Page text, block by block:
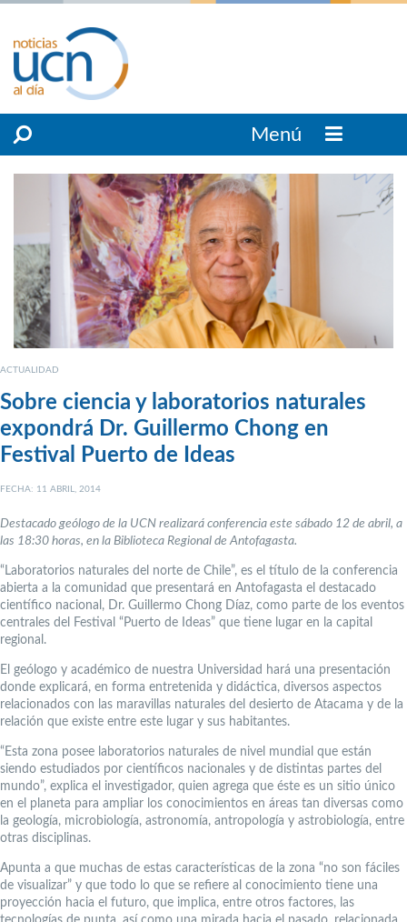
Menú
ACTUALIDAD
Sobre ciencia y laboratorios naturales
expondrá Dr. Guillermo Chong en
Festival Puerto de Ideas
FECHA: 11 ABRIL, 2014
Destacado geólogo de la UCN realizará conferencia este sábado 12 de abril, a
las 18:30 horas, en la Biblioteca Regional de Antofagasta.
“Laboratorios naturales del norte de Chile”, es el título de la conferencia
abierta a la comunidad que presentará en Antofagasta el destacado
científico nacional, Dr. Guillermo Chong Díaz, como parte de los eventos
centrales del Festival “Puerto de Ideas” que tiene lugar en la capital
regional.
El geólogo y académico de nuestra Universidad hará una presentación
donde explicará, en forma entretenida y didáctica, diversos aspectos
relacionados con las maravillas naturales del desierto de Atacama y de la
relación que existe entre este lugar y sus habitantes.
“Esta zona posee laboratorios naturales de nivel mundial que están
siendo estudiados por científicos nacionales y de distintas partes del
mundo”, explica el investigador, quien agrega que éste es un sitio único
en el planeta para ampliar los conocimientos en áreas tan diversas como
la geología, microbiología, astronomía, antropología y astrobiología, entre
otras disciplinas.
Apunta a que muchas de estas características de la zona “no son fáciles
de visualizar” y que todo lo que se refiere al conocimiento tiene una
proyección hacia el futuro, que implica, entre otros factores, las